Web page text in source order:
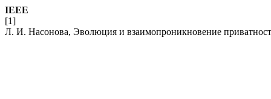
IEEE
[1]
Л. И. Насонова, Эволюция и взаимопроникновение